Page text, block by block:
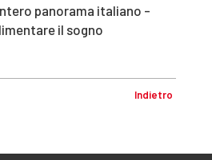
panorama italiano -
il sogno
Indietro